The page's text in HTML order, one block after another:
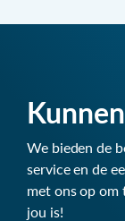
We bieden de
service en de
met ons op om
jou is!